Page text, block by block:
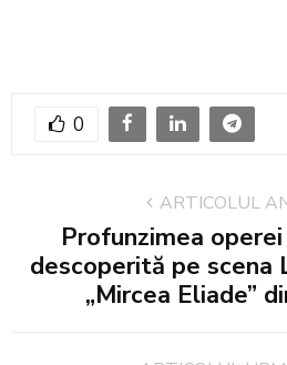
0
ARTICOLUL
Profunzimea
descoperită pe scena
„Mircea Eliade”